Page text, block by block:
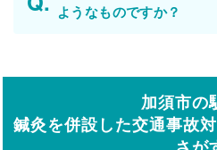
ようなものですか？
加須市の
鍼灸を併設した交通事故